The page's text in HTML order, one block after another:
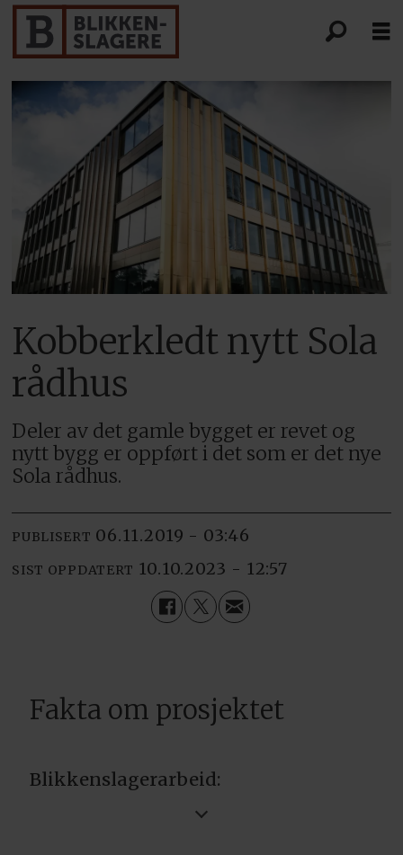
Kobberkledt nytt Sola
rådhus
Deler av det gamle bygget er revet og
nytt bygg er oppført i det som er det nye
Sola rådhus.
PUBLISERT 06.11.2019 - 03:46
SIST OPPDATERT 10.10.2023 - 12:57
Fakta om prosjektet
Blikkenslagerarbeid:
J Johnsen & Sønner AS